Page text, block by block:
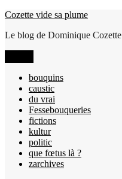
Aller
contenu
Cozette vide sa plume
Le blog de Dominique Cozette
bouquins
caustic
du vrai
Fessebouqueries
fictions
kultur
politic
que fœtus là ?
zarchives